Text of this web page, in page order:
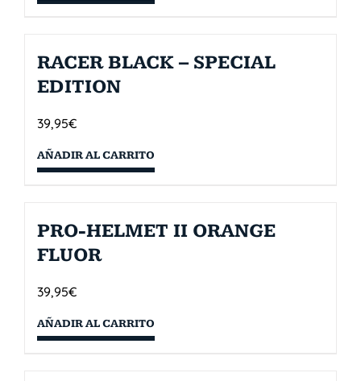
RACER BLACK – SPECIAL
EDITION
39,95€
AÑADIR AL CARRITO
PRO-HELMET II ORANGE
FLUOR
39,95€
AÑADIR AL CARRITO